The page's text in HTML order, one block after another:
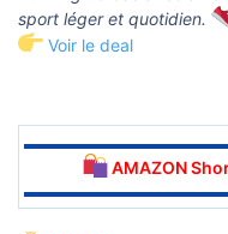
sport léger et quotidien.
Voir le deal
AMAZON